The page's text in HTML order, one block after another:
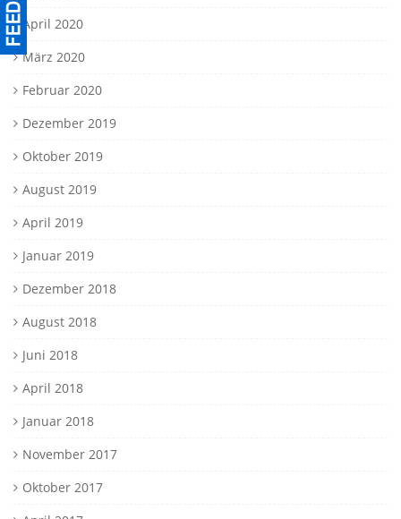
April 2020
März 2020
Februar 2020
Dezember 2019
Oktober 2019
August 2019
April 2019
Januar 2019
Dezember 2018
August 2018
Juni 2018
April 2018
Januar 2018
November 2017
Oktober 2017